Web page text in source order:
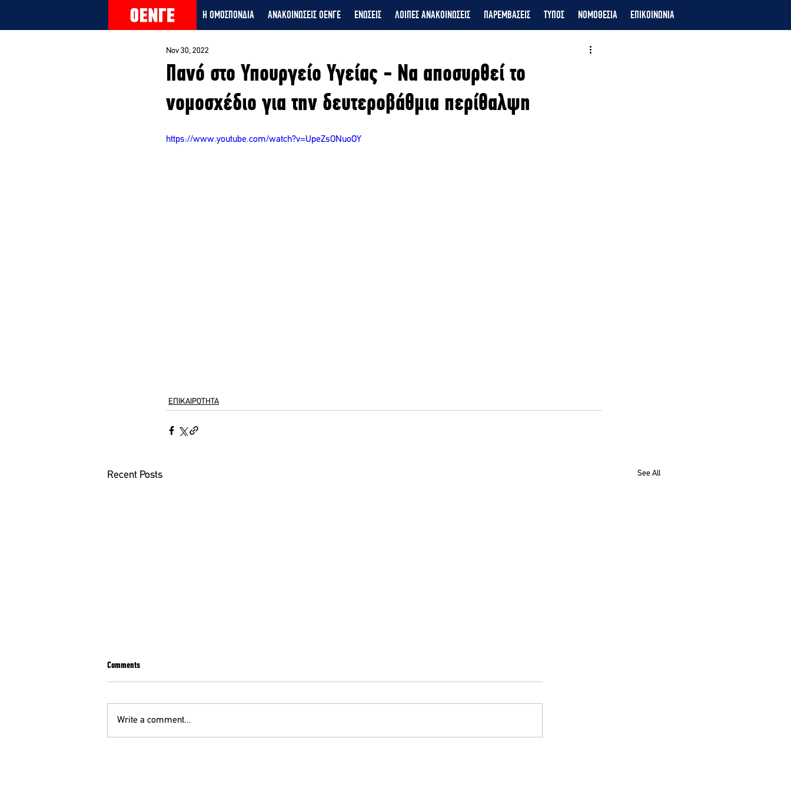
Η ΟΜΟΣΠΟΝΔΙΑ ΑΝΑΚΟΙΝΩΣΕΙΣ ΟΕΝΓΕ ΕΝΩΣΕΙΣ ΛΟΙΠΕΣ ΑΝΑΚΟΙΝΩΣΕΙΣ ΠΑΡΕΜΒΑΣΕΙΣ ΤΥΠΟΣ ΝΟΜΟΘΕΣΙΑ ΕΠΙΚΟΙΝΩΝΙΑ
Πανό στο Υπουργείο Υγείας - Να αποσυρθεί το
νομοσχέδιο για την δευτεροβάθμια περίθαλψη
Nov 30, 2022
https://www.youtube.com/watch?v=UpeZsONuoOY
ΕΠΙΚΑΙΡΟΤΗΤΑ
Recent Posts See All
Comments
Write a comment...